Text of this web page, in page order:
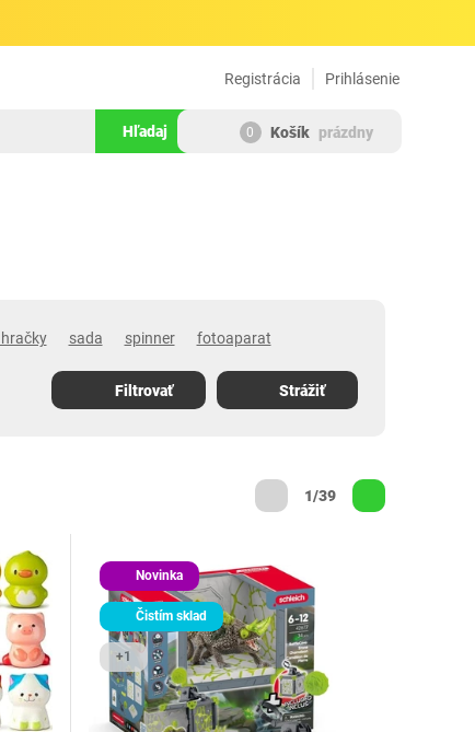
Prihlásenie
Registrácia
Hľadaj 0 Košík prázdny
sada spinner fotoaparat
Filtrovať Strážiť
1/39
Novinka
Čistím sklad
+1